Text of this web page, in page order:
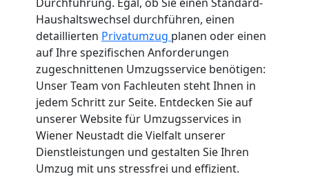
Haushaltswechsel durchführen, einen
detaillierten Privatumzug planen oder einen
auf Ihre spezifischen Anforderungen
zugeschnittenen Umzugsservice benötigen:
Unser Team von Fachleuten steht Ihnen in
jedem Schritt zur Seite. Entdecken Sie auf
unserer Website für Umzugsservices in
Wiener Neustadt die Vielfalt unserer
Dienstleistungen und gestalten Sie Ihren
Umzug mit uns stressfrei und effizient.